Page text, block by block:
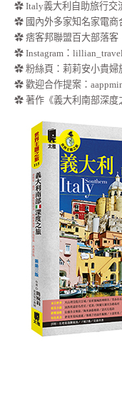
✿ Italy義大利自助旅行交
✿ 國內外多家知名家電商
✿ 痞客邦聯盟百大部落客
✿ Instagram：lillian_travel
✿ 粉絲頁：莉莉安小貴婦
✿ 歡迎合作提案：
✿ 著作《義大利南部深度